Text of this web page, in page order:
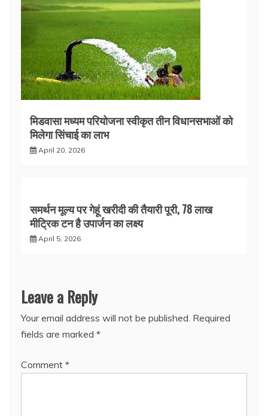
मिडवासा मध्यम परियोजना स्वीकृत तीन विधानसभाओं को
मिलेगा सिंचाई का लाभ
April 20, 2026
समर्थन मूल्य पर गेहूं खरीदी की तैयारी पूरी, 78 लाख
मीट्रिक टन है उपार्जन का लक्ष्य
April 5, 2026
Leave a Reply
Your email address will not be published. Required
fields are marked *
Comment *